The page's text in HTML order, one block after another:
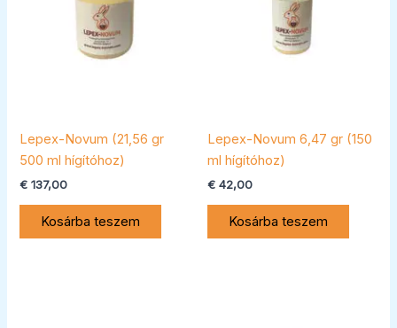
Lepex-Novum (21,56 gr
500 ml hígítóhoz)
€ 137,00
Kosárba teszem
Lepex-Novum 6,47 gr (150
ml hígítóhoz)
€ 42,00
Kosárba teszem